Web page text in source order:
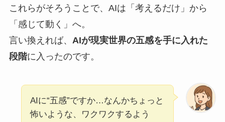
これらがそろうことで、AIは「考えるだけ」から
「感じて動く」へ。
言い換えれば、 AIが現実世界の五感を手に入れた
段階に入ったのです。
AIに“五感”ですか…なんかちょっと
怖いような、ワクワクするよう